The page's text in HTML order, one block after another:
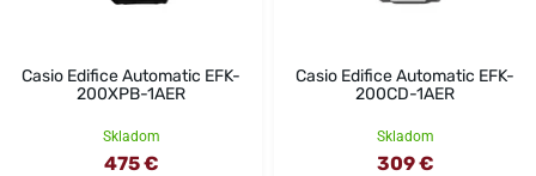
Casio Edifice Automatic EFK-
200XPB-1AER
Skladom
475 €
Casio Edifice Automatic EFK-
200CD-1AER
Skladom
309 €